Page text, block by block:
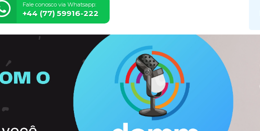
Fale conosco via Whatsapp:
+44 (77) 59916-222